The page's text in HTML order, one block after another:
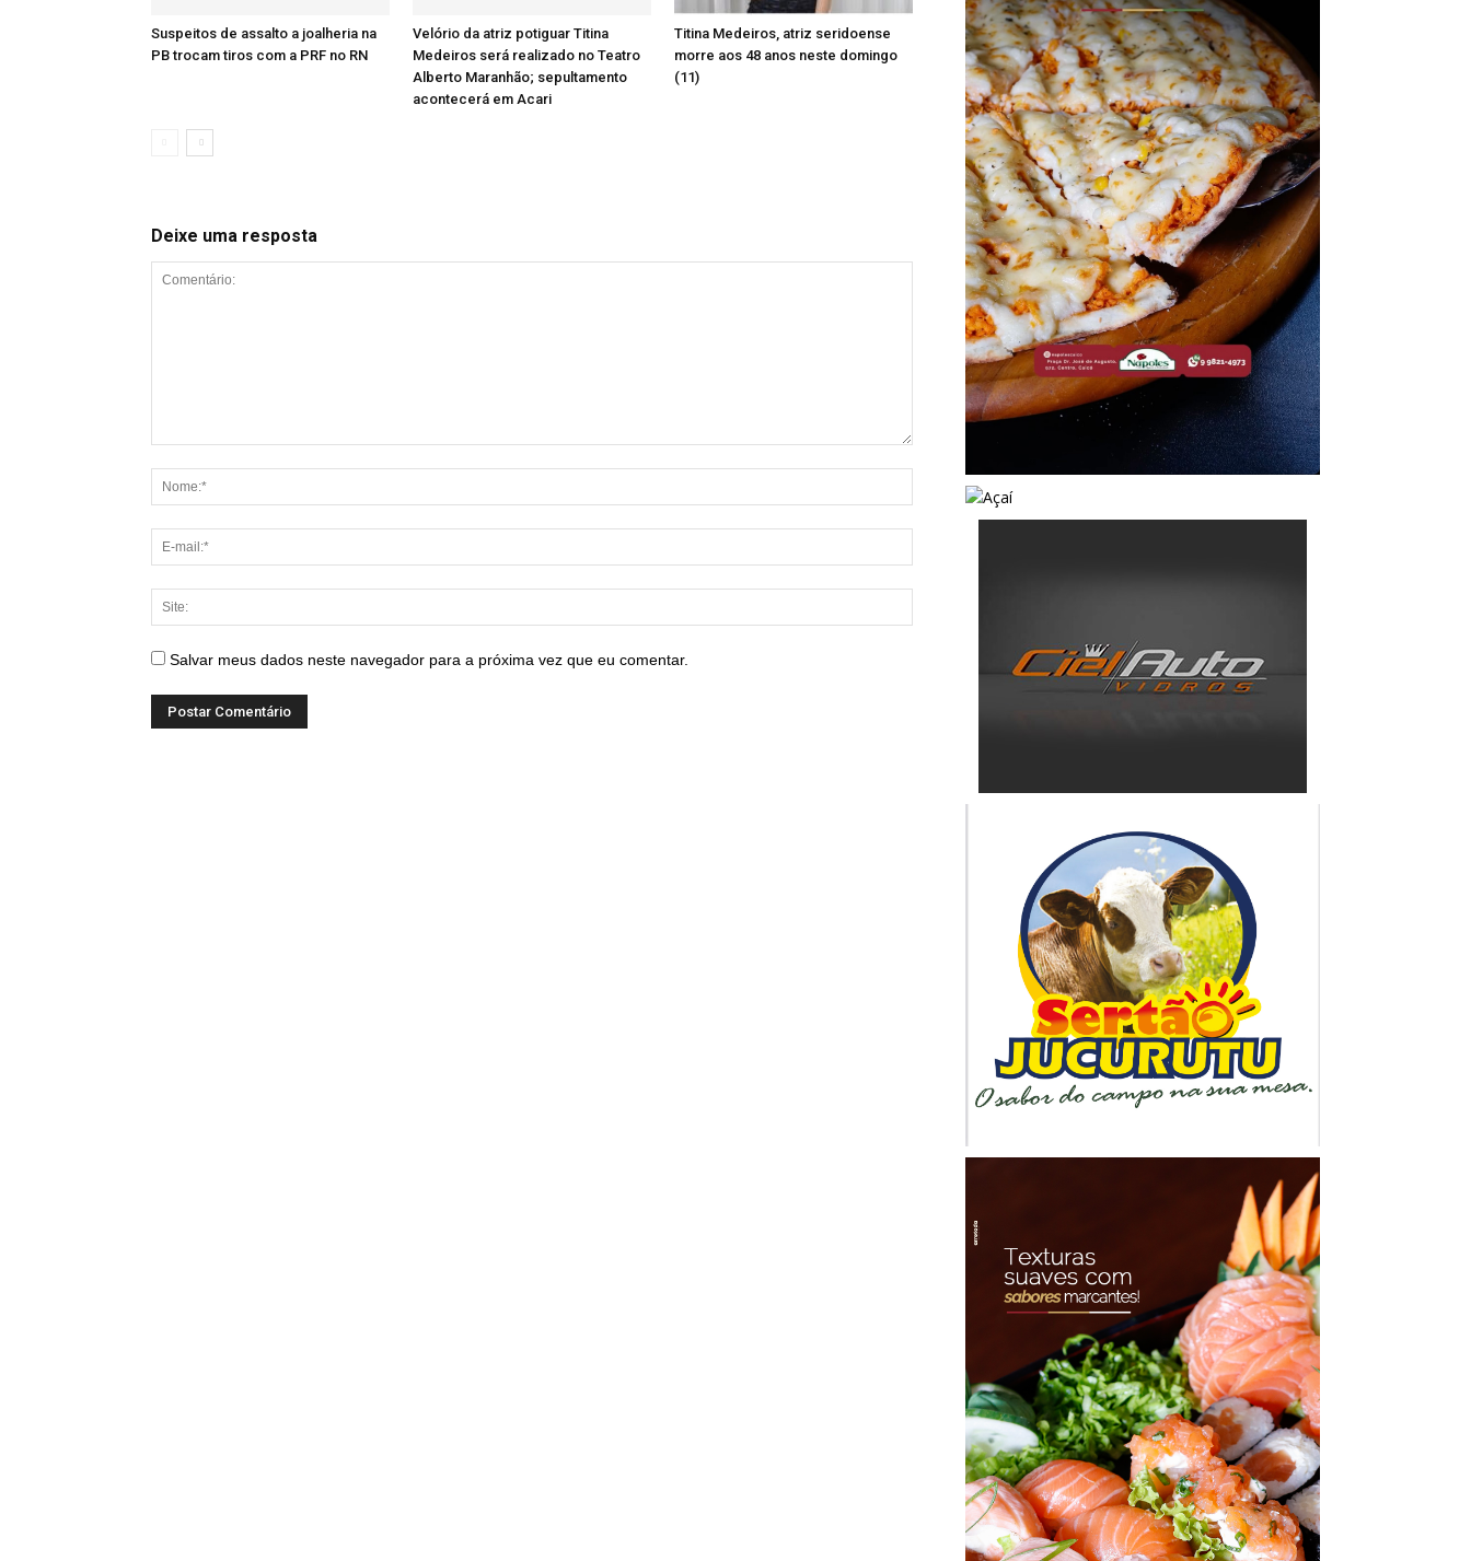
Suspeitos de assalto a joalheria na
PB trocam tiros com a PRF no RN
Velório da atriz potiguar Titina
Medeiros será realizado no Teatro
Alberto Maranhão; sepultamento
acontecerá em Acari
Titina Medeiros, atriz seridoense
morre aos 48 anos neste domingo
(11)
Deixe uma resposta
Salvar meus dados neste navegador para a próxima vez que eu comentar.